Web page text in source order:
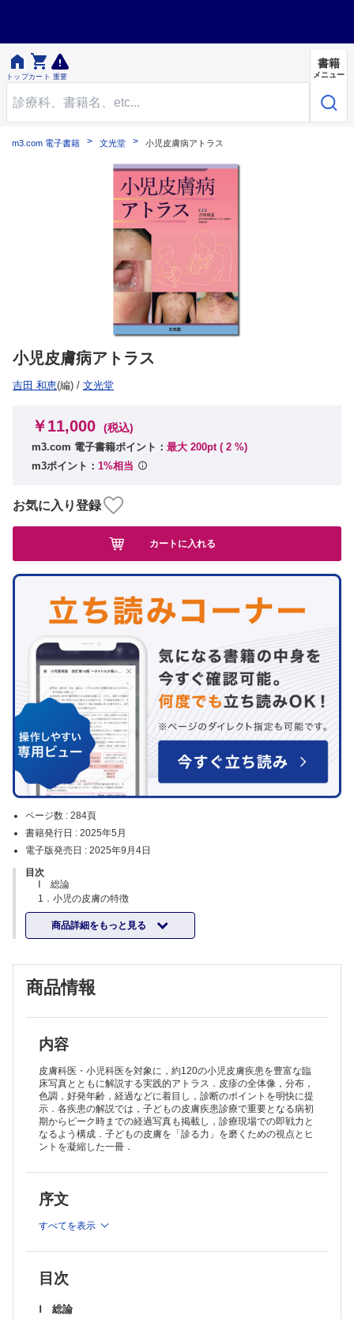

トップ

カート 重要
書籍
メニュー
m3.com 電子書籍 文光堂 小児皮膚病アトラス
小児皮膚病アトラス
吉田 和恵(編) / 文光堂
ページ数 : 284頁
書籍発行日 : 2025年5月
電子版発売日 : 2025年9月4日
目次
Ⅰ 総論
1．小児の皮膚の特徴
2．小児の皮疹の診察方法
Ⅱ 各論：疾患別皮膚のみかた
1．湿疹・皮膚炎
2）小児期（幼児期・学童期）
b．接触皮膚炎
e．自家感作性皮膚炎
2．感染症
a．細菌感染症
1）伝染性膿痂疹
2）癤・癤腫症
3）乳児多発性汗腺膿瘍（あせものより）
4）ブドウ球菌性熱傷様皮膚症候群
b．真菌感染症
1）白癬
4）マラセチア毛包炎
1）疣贅（イボ）
②扁平疣贅
③尖圭コンジローマ
2）伝染性軟属腫（水イボ）
4）帯状疱疹
商品詳細をもっと見る
￥11,000 (税込)
m3.com 電子書籍ポイント： 最大 200pt ( 2 %)
m3ポイント： 1%相当
お気に入り登録
カートに入れる
商品情報
内容
皮膚科医・小児科医を対象に，約120の小児皮膚疾患を豊富な臨
床写真とともに解説する実践的アトラス．皮疹の全体像，分布，
色調，好発年齢，経過などに着目し，診断のポイントを明快に提
示．各疾患の解説では，子どもの皮膚疾患診療で重要となる病初
期からピーク時までの経過写真も掲載し，診療現場での即戦力と
なるよう構成．子どもの皮膚を「診る力」を磨くための視点とヒ
ントを凝縮した一冊．
序文
すべてを表示
目次
Ⅰ 総論